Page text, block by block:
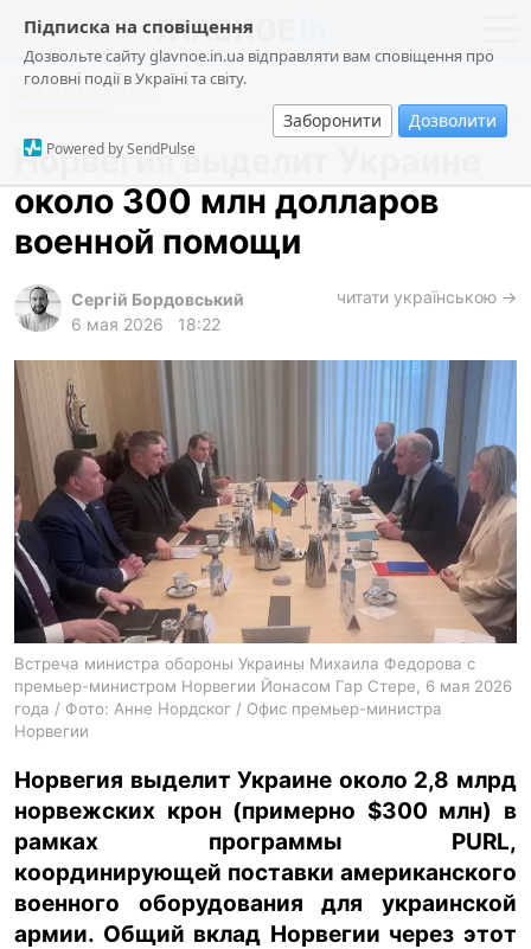
Підписка на сповіщення
Дозвольте сайту glavnoe.in.ua відправляти вам сповіщення про
головні події в Україні та світу.
Заборонити Дозволити
Powered by SendPulse
новости
о проекте
общество
происшествия
криминал
gambling
ua ru en
Экономика
Норвегия выделит Украине
около 300 млн долларов
военной помощи
Сергій Бордовський
6 мая 2026
18:22
читати українською →
Встреча министра обороны Украины Михаила Федорова с
премьер-министром Норвегии Йонасом Гар Стере, 6 мая 2026
года / Фото: Анне Нордског / Офис премьер-министра
Норвегии
Норвегия выделит Украине около 2,8 млрд
норвежских крон (примерно $300 млн) в
рамках программы PURL,
координирующей поставки американского
военного оборудования для украинской
армии. Общий вклад Норвегии через этот